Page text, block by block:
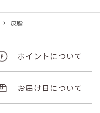
皮脂
ポイントについて
お届け日について